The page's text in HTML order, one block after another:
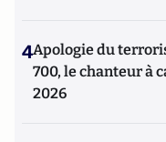
4Apologie du
700, le chanteur à
2026